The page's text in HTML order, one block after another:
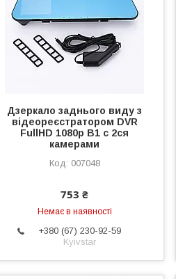
Дзеркало заднього виду з
відеореєстратором DVR
FullHD 1080p B1 c 2ся
камерами
007048
753 ₴
Немає в наявності
+380 (67) 230-92-59
Kyivstar